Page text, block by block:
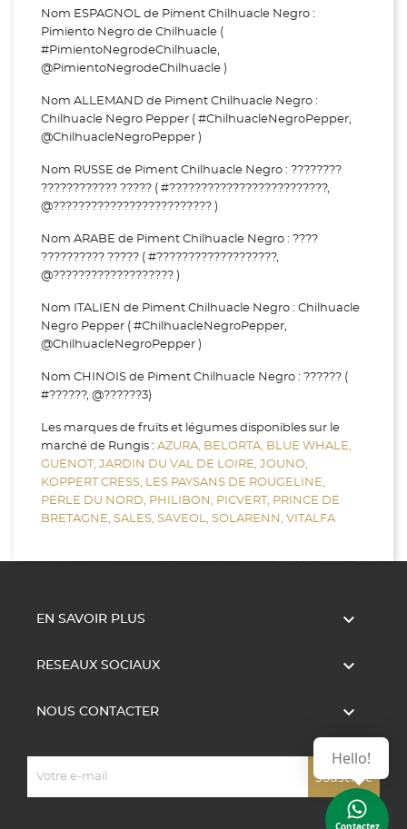
Nom ESPAGNOL de Piment Chilhuacle Negro :
Pimiento Negro de Chilhuacle (
#PimientoNegrodeChilhuacle,
@PimientoNegrodeChilhuacle )
Nom ALLEMAND de Piment Chilhuacle Negro :
Chilhuacle Negro Pepper ( #ChilhuacleNegroPepper,
@ChilhuacleNegroPepper )
Nom RUSSE de Piment Chilhuacle Negro : ????????
???????????? ????? ( #?????????????????????????,
@????????????????????????? )
Nom ARABE de Piment Chilhuacle Negro : ????
?????????? ????? ( #???????????????????,
@??????????????????? )
Nom ITALIEN de Piment Chilhuacle Negro : Chilhuacle
Negro Pepper ( #ChilhuacleNegroPepper,
@ChilhuacleNegroPepper )
Nom CHINOIS de Piment Chilhuacle Negro : ?????? (
#??????, @??????3)
Les marques de fruits et légumes disponibles sur le
marché de Rungis : AZURA, BELORTA, BLUE WHALE,
GUENOT, JARDIN DU VAL DE LOIRE, JOUNO,
KOPPERT CRESS, LES PAYSANS DE ROUGELINE,
PERLE DU NORD, PHILIBON, PICVERT, PRINCE DE
BRETAGNE, SALES, SAVEOL, SOLARENN, VITALFA
EN SAVOIR PLUS 
RESEAUX SOCIAUX 
NOUS CONTACTER 
Contactez
Hello!